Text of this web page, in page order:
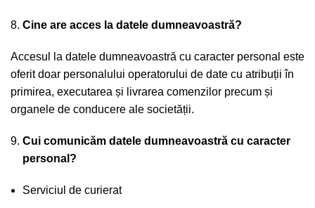
Cine are acces la datele dumneavoastră?
Accesul la datele dumneavoastră cu caracter personal este
oferit doar personalului operatorului de date cu atribuții în
primirea, executarea și livrarea comenzilor precum și
organele de conducere ale societății.
Cui comunicăm datele dumneavoastră cu caracter
personal?
Serviciul de curierat